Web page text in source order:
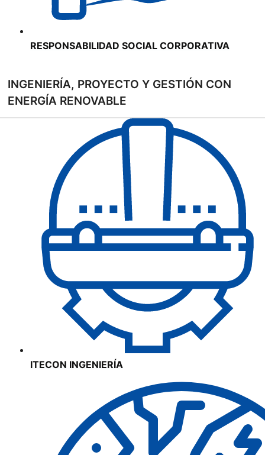
RESPONSABILIDAD SOCIAL CORPORATIVA
INGENIERÍA, PROYECTO Y GESTIÓN CON
ENERGÍA RENOVABLE
ITECON INGENIERÍA